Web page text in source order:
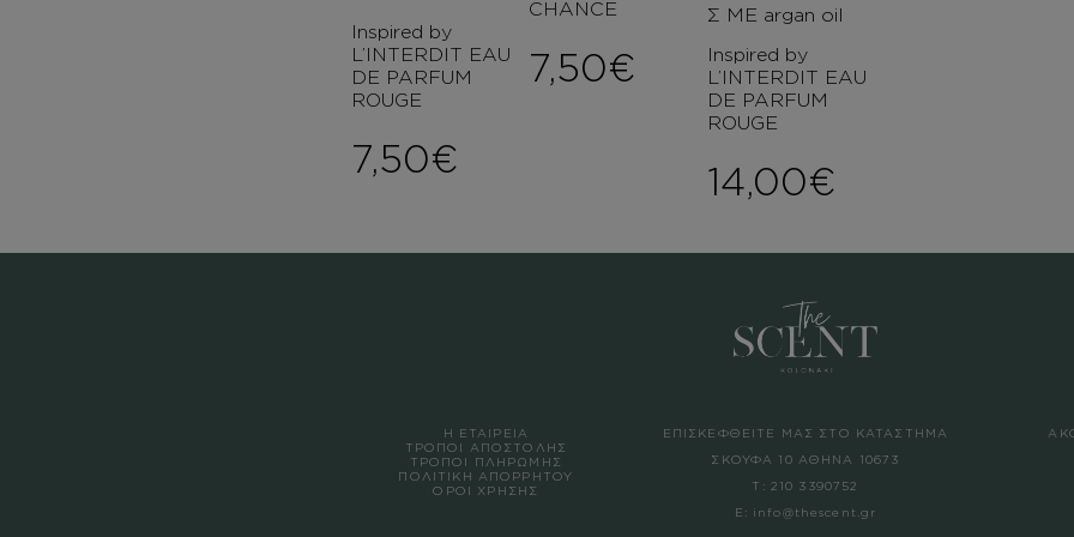
Inspired by
L’INTERDIT EAU
DE PARFUM
ROUGE
7,50€
CHANCE
7,50€
Σ ΜΕ argan oil
Inspired by
L’INTERDIT EAU
DE PARFUM
ROUGE
14,00€
Η ΕΤΑΙΡΕΙΑ
ΤΡΟΠΟΙ ΑΠΟΣΤΟΛΗΣ
ΤΡΟΠΟΙ ΠΛΗΡΩΜΗΣ
ΠΟΛΙΤΙΚΗ ΑΠΟΡΡΗΤΟΥ
ΟΡΟΙ ΧΡΗΣΗΣ
ΕΠΙΣΚΕΦΘΕΙΤΕ ΜΑΣ ΣΤΟ ΚΑΤΑΣΤΗΜΑ
ΣΚΟΥΦΑ 10 ΑΘΗΝΑ 10673
Τ: 210 3390752
Ε: info@thescent.gr